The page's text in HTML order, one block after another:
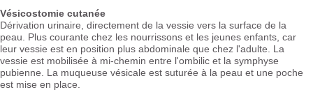
Vésicostomie cutanée
Dérivation urinaire, directement de la vessie vers la surface de la
peau. Plus courante chez les nourrissons et les jeunes enfants, car
leur vessie est en position plus abdominale que chez l'adulte. La
vessie est mobilisée à mi-chemin entre l'ombilic et la symphyse
pubienne. La muqueuse vésicale est suturée à la peau et une poche
est mise en place.